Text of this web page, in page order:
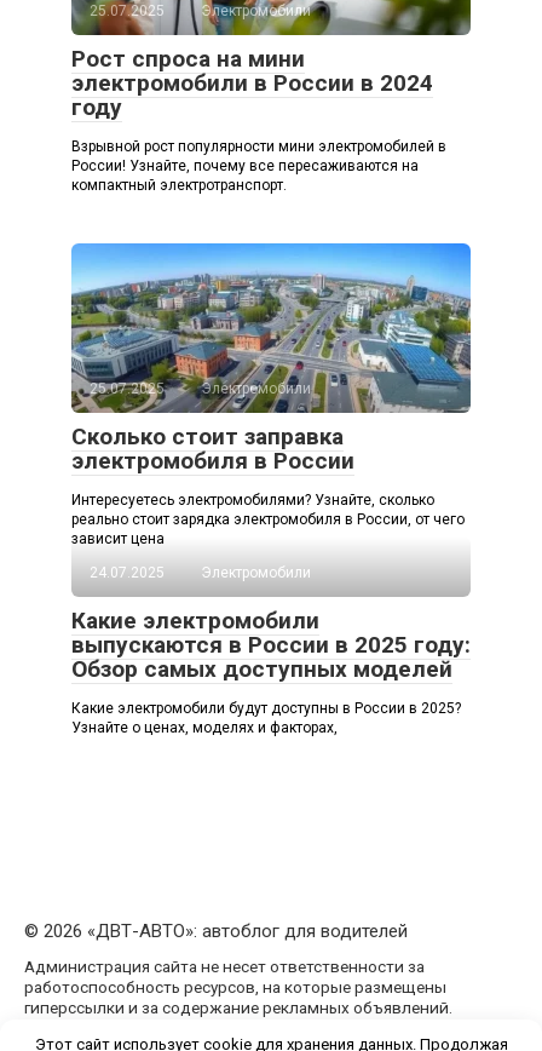
25.07.2025 Электромобили
Рост спроса на мини
электромобили в России в 2024
году
Взрывной рост популярности мини электромобилей в
России! Узнайте, почему все пересаживаются на
компактный электротранспорт.
25.07.2025 Электромобили
Сколько стоит заправка
электромобиля в России
Интересуетесь электромобилями? Узнайте, сколько
реально стоит зарядка электромобиля в России, от чего
зависит цена
24.07.2025
Электромобили
Какие электромобили
выпускаются в России в 2025 году:
Обзор самых доступных моделей
Какие электромобили будут доступны в России в 2025?
Узнайте о ценах, моделях и факторах,
© 2026 «ДВТ-АВТО»: автоблог для водителей
Администрация сайта не несет ответственности за
работоспособность ресурсов, на которые размещены
гиперссылки и за содержание рекламных объявлений.
Этот сайт использует cookie для хранения данных. Продолжая